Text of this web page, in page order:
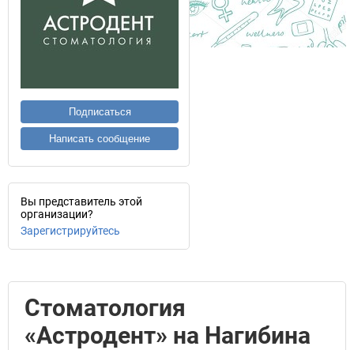
Подписаться
Написать сообщение
Вы представитель этой
организации?
Зарегистрируйтесь
Стоматология
«Астродент» на Нагибина